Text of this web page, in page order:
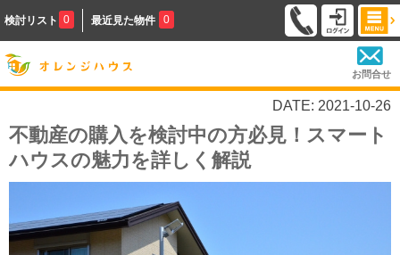
検討リスト 0 最近見た物件 0
お問合せ
DATE: 2021-10-26
不動産の購入を検討中の方必見！スマート
ハウスの魅力を詳しく解説